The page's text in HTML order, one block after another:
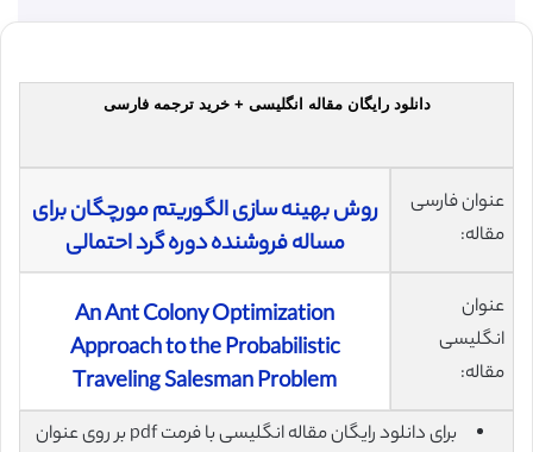
دانلود رایگان مقاله انگلیسی + خرید ترجمه فارسی
عنوان فارسی
مقاله:
روش بهینه سازی الگوریتم مورچگان برای
مساله فروشنده دوره گرد احتمالی
عنوان
انگلیسی
مقاله:
An Ant Colony Optimization
Approach to the Probabilistic
Traveling Salesman Problem
برای دانلود رایگان مقاله انگلیسی با فرمت pdf بر روی عنوان